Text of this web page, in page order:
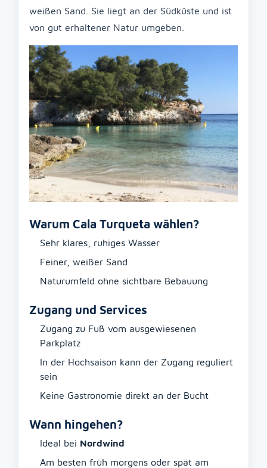
weißen Sand. Sie liegt an der Südküste und ist
von gut erhaltener Natur umgeben.
Warum Cala Turqueta wählen?
Sehr klares, ruhiges Wasser
Feiner, weißer Sand
Naturumfeld ohne sichtbare Bebauung
Zugang und Services
Zugang zu Fuß vom ausgewiesenen
Parkplatz
In der Hochsaison kann der Zugang reguliert
sein
Keine Gastronomie direkt an der Bucht
Wann hingehen?
Ideal bei Nordwind
Am besten früh morgens oder spät am